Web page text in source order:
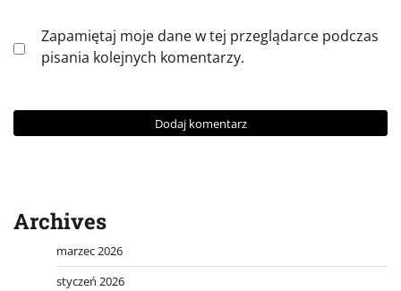
Zapamiętaj moje dane w tej przeglądarce podczas
pisania kolejnych komentarzy.
Archives
marzec 2026
styczeń 2026